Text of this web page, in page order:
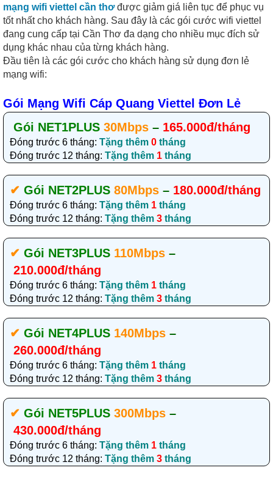
mạng wifi viettel cần thơđược giảm giá liên tục để phục vụ
tốt nhất cho khách hàng. Sau đây là các gói cước wifi viettel
đang cung cấp tại Cần Thơ đa dạng cho nhiều mục đích sử
dụng khác nhau của từng khách hàng.
Đầu tiên là các gói cước cho khách hàng sử dụng đơn lẻ
mạng wifi:
Gói Mạng Wifi Cáp Quang Viettel Đơn Lẻ
Gói NET1PLUS 30Mbps – 165.000đ/tháng
Đóng trước 6 tháng: Tặng thêm 0 tháng
Đóng trước 12 tháng: Tặng thêm 1 tháng
✔‎ Gói NET2PLUS 80Mbps – 180.000đ/tháng
Đóng trước 6 tháng: Tặng thêm 1 tháng
Đóng trước 12 tháng: Tặng thêm 3 tháng
✔‎ Gói NET3PLUS 110Mbps –
210.000đ/tháng
Đóng trước 6 tháng: Tặng thêm 1 tháng
Đóng trước 12 tháng: Tặng thêm 3 tháng
✔‎ Gói NET4PLUS 140Mbps –
260.000đ/tháng
Đóng trước 6 tháng: Tặng thêm 1 tháng
Đóng trước 12 tháng: Tặng thêm 3 tháng
✔‎ Gói NET5PLUS 300Mbps –
430.000đ/tháng
Đóng trước 6 tháng: Tặng thêm 1 tháng
Đóng trước 12 tháng: Tặng thêm 3 tháng